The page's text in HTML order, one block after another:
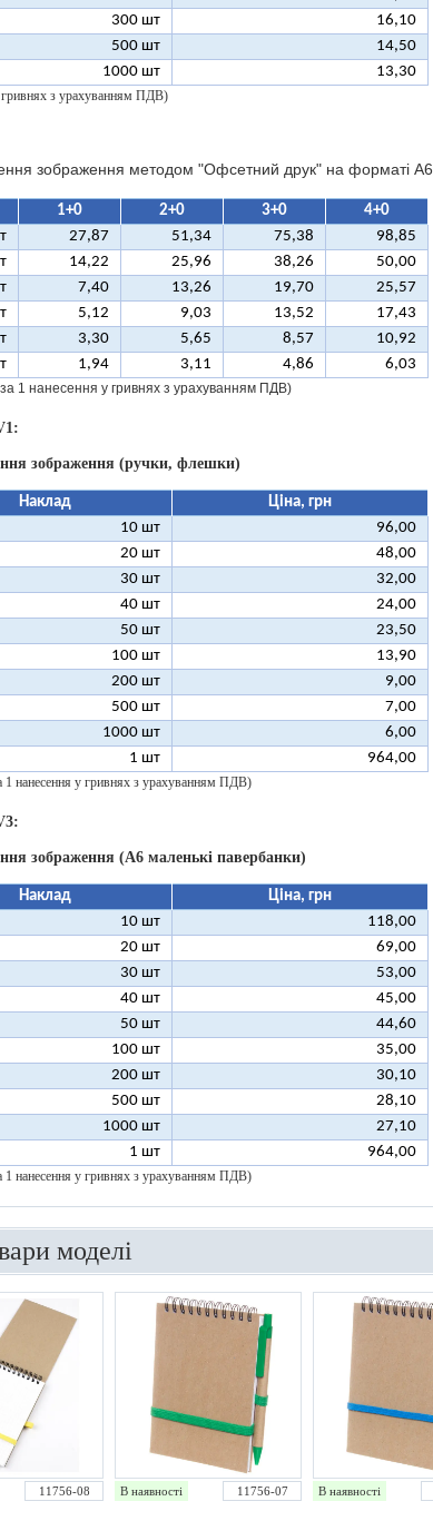
300 шт
16,10
500 шт
14,50
1000 шт
13,30
гривнях з урахуванням ПДВ)
зображення методом "Офсетний друк" на форматі A6
1+0 2+0 3+0
4+0
27,87 51,34 75,38
98,85
14,22 25,96 38,26
50,00
7,40 13,26 19,70
25,57
5,12 9,03 13,52
17,43
3,30 5,65 8,57
10,92
1,94 3,11 4,86 6,03
за 1 нанесення у гривнях з урахуванням ПДВ)
зображення (ручки, флешки)
Наклад
Ціна, грн
10 шт
96,00
20 шт
48,00
30 шт
32,00
40 шт
24,00
50 шт
23,50
100 шт
13,90
200 шт
9,00
500 шт
7,00
1000 шт
6,00
1 шт
964,00
1 нанесення у гривнях з урахуванням ПДВ)
зображення (А6 маленькі павербанки)
Наклад
Ціна, грн
10 шт
118,00
20 шт
69,00
30 шт
53,00
40 шт
45,00
50 шт
44,60
100 шт
35,00
200 шт
30,10
500 шт
28,10
1000 шт
27,10
1 шт
964,00
1 нанесення у гривнях з урахуванням ПДВ)
моделі
11756-08 В наявності 11756-07 В наявності